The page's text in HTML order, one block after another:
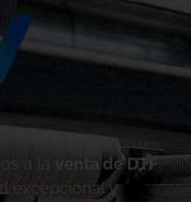
a la
venta de DTF
excepcional y